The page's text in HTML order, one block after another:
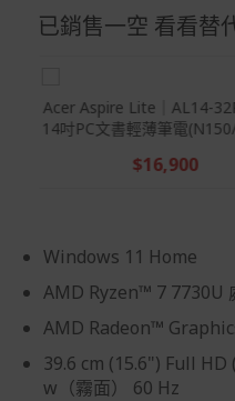
本網站消費者享有商品到
假日)，恕無法辦理。
退回之商品必須是全新狀
裝、紙箱及所有附隨文件或
權向消費者收取相應的整新
*遊戲光碟、軟體等影音商
者保護法第十九條第二項
貨。
如有相關退換貨服務需求
繫客服。
已銷售一空 看看替
Acer Aspire Lite｜AL14-
14吋文書輕薄筆電(R3-
$16,900
Windows 11 Home
AMD Ryzen™ 7 7730U
AMD Radeon™
39.6 cm (15.6") Full
w（霧面） 60 Hz